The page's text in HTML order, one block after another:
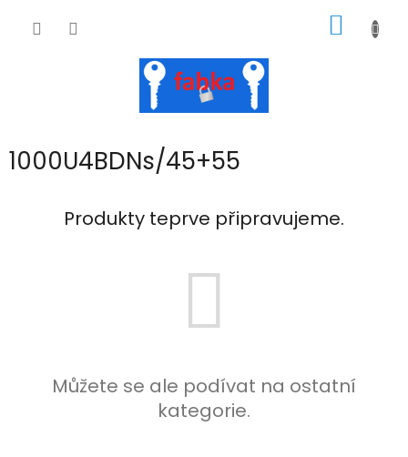
KOŠÍK
1000U4BDNs/45+55
Produkty teprve připravujeme.
Můžete se ale podívat na ostatní
kategorie.